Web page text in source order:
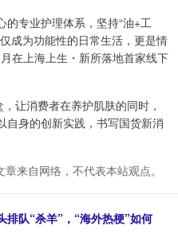
的专业护理体系，坚持“油+工
成为功能性的日常生活，更是情
在上海上生・新所落地首家线下
让消费者在养护肌肤的同时，
自身的创新实践，书写国货新消
来自网络，不代表本站观点。
排队“杀羊”，“海外热梗”如何